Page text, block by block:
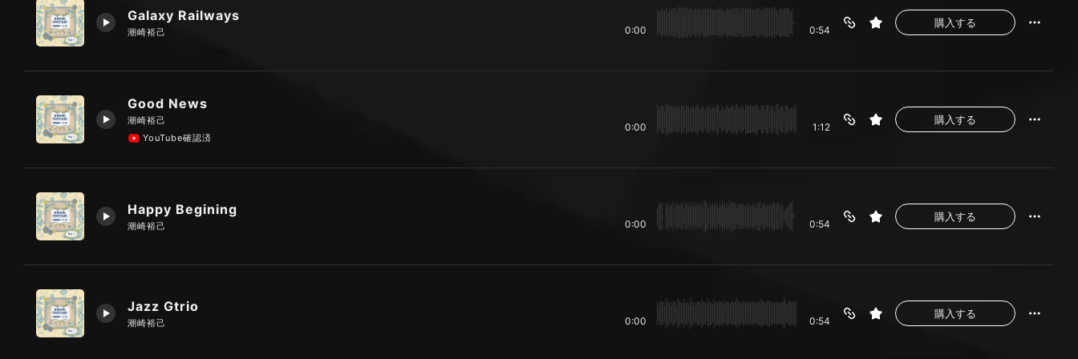
Galaxy Railways
潮崎裕己 0:00 0:54
購入する
Good News
潮崎裕己
YouTube確認済
0:00 1:12
購入する
Happy Begining
潮崎裕己 0:00 0:54
購入する
Jazz Gtrio
潮崎裕己 0:00 0:54
購入する